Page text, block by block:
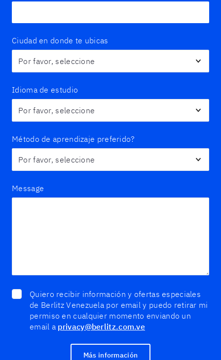
Ciudad en donde te ubicas
Idioma de estudio
Método de aprendizaje preferido?
Message
Quiero recibir información y ofertas especiales
de Berlitz Venezuela por email y puedo retirar mi
permiso en cualquier momento enviando un
email a privacy@berlitz.com.ve
Más información